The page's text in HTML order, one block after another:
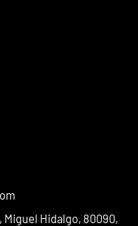
Miguel Hidalgo, 80090,